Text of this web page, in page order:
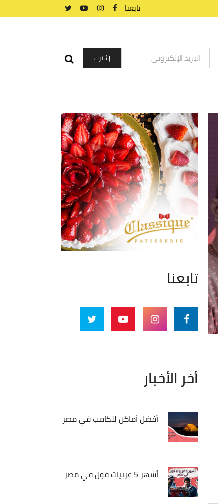
تابعنا
تابعنا
أخر الأخبار
أفضل أماكن للكامب في مصر
أشهر 5 عربيات فول في مصر